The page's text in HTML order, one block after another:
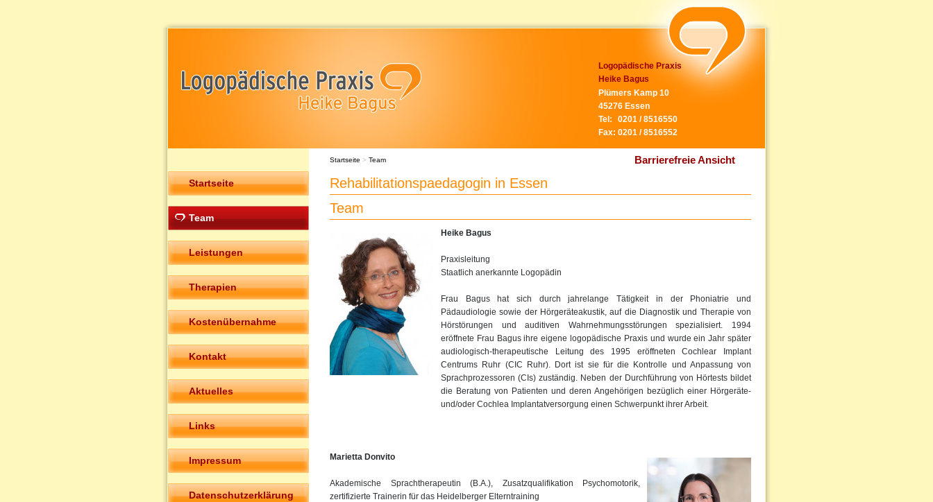
Logopädische Praxis
Heike Bagus
Plümers Kamp 10
45276 Essen
Tel:
0201 / 8516550
Fax: 0201 / 8516552
Barrierefreie Ansicht
Startseite
Team
Leistungen
Therapien
Kostenübernahme
Kontakt
Aktuelles
Links
Impressum
Datenschutzerklärung
Startseite > Team
Rehabilitationspaedagogin in Essen
Team
Heike Bagus
Praxisleitung
Staatlich anerkannte Logopädin
Frau Bagus hat sich durch jahrelange Tätigkeit in der Phoniatrie und
Pädaudiologie sowie der Hörgeräteakustik, auf die Diagnostik und Therapie von
Hörstörungen und auditiven Wahrnehmungsstörungen spezialisiert. 1994
eröffnete Frau Bagus ihre eigene logopädische Praxis und wurde ein Jahr später
audiologisch-therapeutische Leitung des 1995 eröffneten Cochlear Implant
Centrums Ruhr (CIC Ruhr). Dort ist sie für die Kontrolle und Anpassung von
Sprachprozessoren (CIs) zuständig. Neben der Durchführung von Hörtests bildet
die Beratung von Patienten und deren Angehörigen bezüglich einer Hörgeräte-
und/oder Cochlea Implantatversorgung einen Schwerpunkt ihrer Arbeit.
Marietta Donvito
Akademische Sprachtherapeutin (B.A.), Zusatzqualifikation Psychomotorik,
zertifizierte Trainerin für das Heidelberger Elterntraining